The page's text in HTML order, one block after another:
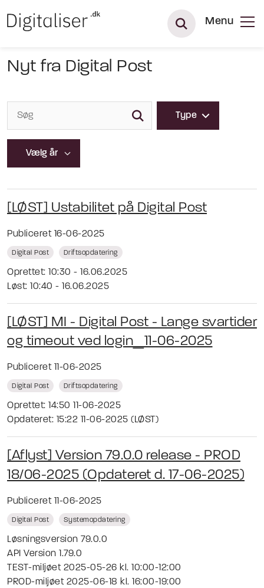
Menu
Nyt fra Digital Post
Type
[LØST] Ustabilitet på Digital Post
Publiceret 16-06-2025
Digital Post Driftsopdatering
Oprettet: 10:30 - 16.06.2025
Løst: 10:40 - 16.06.2025
[LØST] MI - Digital Post - Lange svartider
og timeout ved login_11-06-2025
Publiceret 11-06-2025
Digital Post Driftsopdatering
Oprettet: 14:50 11-06-2025
Opdateret: 15:22 11-06-2025 (LØST)
[Aflyst] Version 79.0.0 release - PROD
18/06-2025 (Opdateret d. 17-06-2025)
Publiceret 11-06-2025
Digital Post Systemopdatering
Løsningsversion 79.0.0
API Version 1.79.0
TEST-miljøet 2025-05-26 kl. 10:00-12:00
PROD-miljøet 2025-06-18 kl. 16:00-19:00